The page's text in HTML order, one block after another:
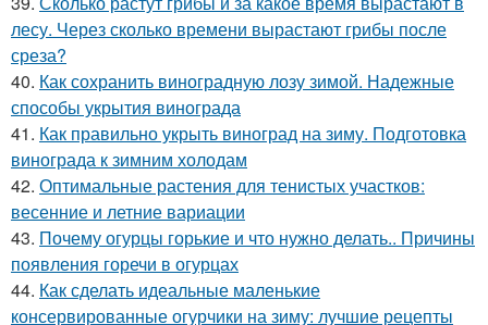
лесу. Через сколько времени вырастают грибы после
среза?
40. Как сохранить виноградную лозу зимой. Надежные
способы укрытия винограда
41. Как правильно укрыть виноград на зиму. Подготовка
винограда к зимним холодам
42. Оптимальные растения для тенистых участков:
весенние и летние вариации
43. Почему огурцы горькие и что нужно делать.. Причины
появления горечи в огурцах
44. Как сделать идеальные маленькие
консервированные огурчики на зиму: лучшие рецепты